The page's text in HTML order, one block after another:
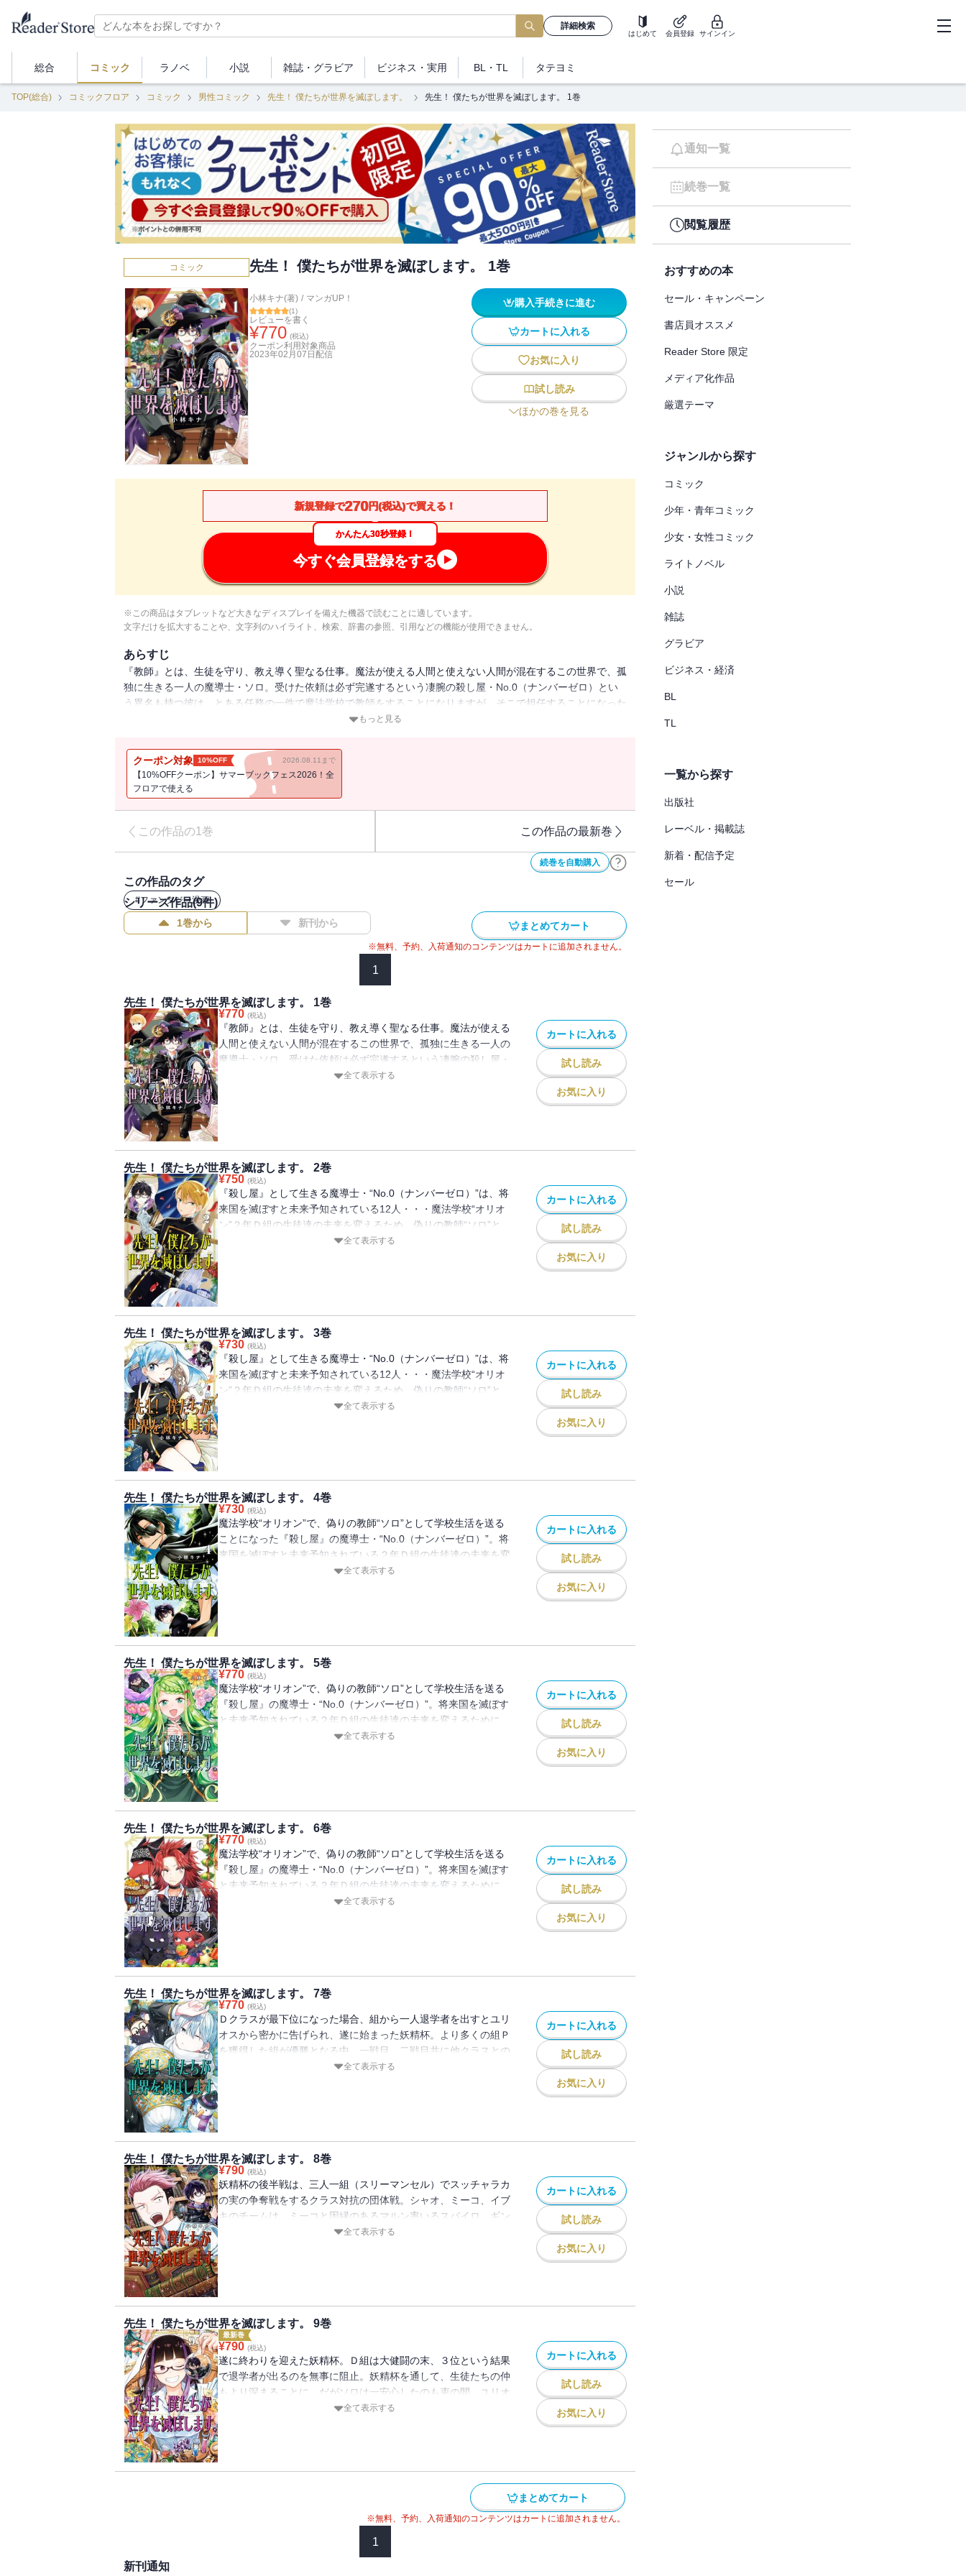
詳細検索
はじめて 会員登録 サインイン
総合 コミック ラノベ 小説 雑誌・ グラビア ビジネス ・実用 BL・TL タテヨミ
TOP(総合) コミックフロア コミック 男性コミック 先生！ 僕たちが世界を滅ぼします。 先生！ 僕たちが世界を滅ぼします。 1巻
コミック 先生！ 僕たちが世界を滅ぼします。 1巻
小林キナ(著) / マンガUP！
(1)
レビューを書く
¥770 (税込)
クーポン利用対象商品
2023年02月07日 配信
購入手続きに進む
カートに入れる
お気に入り
試し読み
ほかの巻を見る
新規登録で270円(税込)で買える！
かんたん30秒登録！
今すぐ会員登録をする
※この商品はタブレットなど大きなディスプレイを備えた機器で読むことに適しています。
文字だけを拡大することや、文字列のハイライト、検索、辞書の参照、引用などの機能が使用できません。
あらすじ
『教師』とは、生徒を守り、教え導く聖なる仕事。魔法が使える人間と使えない人間が混在するこの世界で、孤
独に生きる一人の魔導士・ソロ。受けた依頼は必ず完遂するという凄腕の殺し屋・No.0（ナンバーゼロ）とい
う異名も持つ彼は、とある任務の一件で魔法学校で教師をすることになりますが、そこで担任することになった
のは、学年の落ちこぼれが集まる２年Ｄ組。任務遂行のために必死に教師を演じている最中、そこに転校生がや
たちが繰り広げる魔法学園ファンタジー！
もっと見る
クーポン対象 10%OFF 2026.08.11まで
【10%OFFクーポン】サマーブックフェス2026！全
フロアで使える
この作品の1巻 この作品の最新巻
続巻を自動購入
この作品のタグ
#ファンタジー漫画
シリーズ作品(9件)
1巻から 新刊から まとめてカート
※無料、予約、入荷通知のコンテンツはカートに追加されません。
1
先生！ 僕たちが世界を滅ぼします。 1巻
¥770 (税込)
『教師』とは、生徒を守り、教え導く聖なる仕事。魔法が使える
人間と使えない人間が混在するこの世界で、孤独に生きる一人の
魔導士・ソロ。受けた依頼は必ず完遂するという凄腕の殺し屋・
No.0（ナンバーゼロ）という異名も持つ彼は、とある任務の一
の“標”（ターゲット）となる最凶の生徒たちが繰り広げる魔法学
園ファンタジー！
全て表示する
カートに入れる
試し読み
お気に入り
先生！ 僕たちが世界を滅ぼします。 2巻
¥750 (税込)
『殺し屋』として生きる魔導士・“No.0（ナンバーゼロ）”は、将
来国を滅ぼすと未来予知されている12人・・・魔法学校“オリオ
ン”２年Ｄ組の生徒達の未来を変えるため、偽りの教師“ソロ”と
して“相棒”のイブキと共に学校生活を送ることに。生徒達の未来
て──・・・。魔法学園ファンタジー待望の第２巻!!
全て表示する
カートに入れる
試し読み
お気に入り
先生！ 僕たちが世界を滅ぼします。 3巻
¥730 (税込)
『殺し屋』として生きる魔導士・“No.0（ナンバーゼロ）”は、将
来国を滅ぼすと未来予知されている12人・・・魔法学校“オリオ
ン”２年Ｄ組の生徒達の未来を変えるため、偽りの教師“ソロ”と
して“相棒”のイブキと共に学校生活を送ることに。生徒達の未来
全て表示する
カートに入れる
試し読み
お気に入り
先生！ 僕たちが世界を滅ぼします。 4巻
¥730 (税込)
魔法学校“オリオン”で、偽りの教師“ソロ”として学校生活を送る
ことになった『殺し屋』の魔導士・“No.0（ナンバーゼロ）”。将
来国を滅ぼすと未来予知されている２年Ｄ組の生徒達の未来を変
えるためには、彼らを退学させないことが条件となる。しかし、
法学園ファンタジー待望の第４巻!!
全て表示する
カートに入れる
試し読み
お気に入り
先生！ 僕たちが世界を滅ぼします。 5巻
¥770 (税込)
魔法学校“オリオン”で、偽りの教師“ソロ”として学校生活を送る
『殺し屋』の魔導士・“No.0（ナンバーゼロ）”。将来国を滅ぼす
と未来予知されている２年Ｄ組の生徒達の未来を変えるために
は、彼らを退学させないことが条件となる。そうして迎えた中間
法学園ファンタジー、新展開の第５巻！
全て表示する
カートに入れる
試し読み
お気に入り
先生！ 僕たちが世界を滅ぼします。 6巻
¥770 (税込)
魔法学校“オリオン”で、偽りの教師“ソロ”として学校生活を送る
『殺し屋』の魔導士・“No.0（ナンバーゼロ）”。将来国を滅ぼす
と未来予知されている２年Ｄ組の生徒達の未来を変えるために
は、彼らを退学させないことが条件となる。学年主任・ユリオス
第６巻!!
全て表示する
カートに入れる
試し読み
お気に入り
先生！ 僕たちが世界を滅ぼします。 7巻
¥770 (税込)
Ｄクラスが最下位になった場合、組から一人退学者を出すとユリ
オスから密かに告げられ、遂に始まった妖精杯。より多くの組Ｐ
を獲得した組が優勝となる中、一戦目、二戦目共に他クラスとの
実力の差を見せつけられ、Ｄ組は現在最下位。だが、ソロの励ま
が続く第７巻!!
全て表示する
カートに入れる
試し読み
お気に入り
先生！ 僕たちが世界を滅ぼします。 8巻
¥790 (税込)
妖精杯の後半戦は、三人一組（スリーマンセル）でスッチャラカ
の実の争奪戦をするクラス対抗の団体戦。シャオ、ミーコ、イブ
キのチームは、ミーコと因縁のあるマルン率いるスパイロ、ギン
ジのＳクラスＴＯＰ３と対峙することに。一方でパニー、アズ、
全て表示する
カートに入れる
試し読み
お気に入り
先生！ 僕たちが世界を滅ぼします。 9巻
最新巻
¥790 (税込)
遂に終わりを迎えた妖精杯。Ｄ組は大健闘の末、３位という結果
で退学者が出るのを無事に阻止。妖精杯を通して、生徒たちの仲
もより深まることに。だがソロは一安心したのも束の間、ユリオ
スの提案で急遽担任同士のエキシビジョンマッチが開催されるこ
迎えた学園で起こる新たな事件とは・・・!?大人気魔法学園ファ
全て表示する
カートに入れる
試し読み
お気に入り
まとめてカート
※無料、予約、入荷通知のコンテンツはカートに追加されません。
1
新刊通知
通知一覧
続巻一覧
閲覧履歴
おすすめの本
セール・キャンペーン
書店員オススメ
Reader Store 限定
メディア化作品
厳選テーマ
ジャンルから探す
コミック
少年・青年コミック
少女・女性コミック
ライトノベル
小説
雑誌
グラビア
ビジネス・経済
BL
TL
一覧から探す
出版社
レーベル・掲載誌
新着・配信予定
セール